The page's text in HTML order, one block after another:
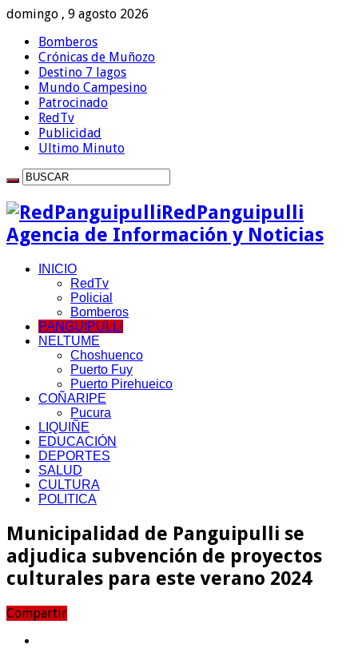
domingo , 9 agosto 2026
Bomberos
Crónicas de Muñozo
Destino 7 lagos
Mundo Campesino
Patrocinado
RedTv
Publicidad
Ultimo Minuto
RedPanguipulli
Agencia de Información y Noticias
INICIO
RedTv
Policial
Bomberos
PANGUIPULLI
NELTUME
Choshuenco
Puerto Fuy
Puerto Pirehueico
COÑARIPE
Pucura
LIQUIÑE
EDUCACIÓN
DEPORTES
SALUD
CULTURA
POLITICA
Municipalidad de Panguipulli se
adjudica subvención de proyectos
culturales para este verano 2024
Compartir